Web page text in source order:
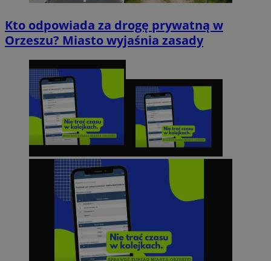
Kto odpowiada za drogę prywatną w
Orzeszu? Miasto wyjaśnia zasady